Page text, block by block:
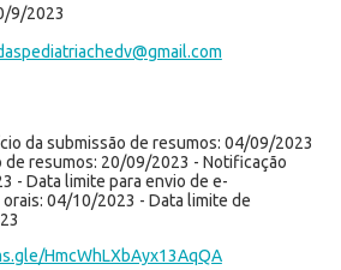
9/2023
da submissão de resumos: 04/09/2023
de resumos: 20/09/2023 - Notificação
- Data limite para envio de e-
04/10/2023 - Data limite de
HmcWhLXbAyx13AqQA